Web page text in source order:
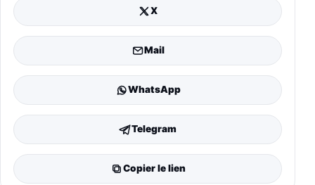
X
Mail
WhatsApp
Telegram
Copier le lien